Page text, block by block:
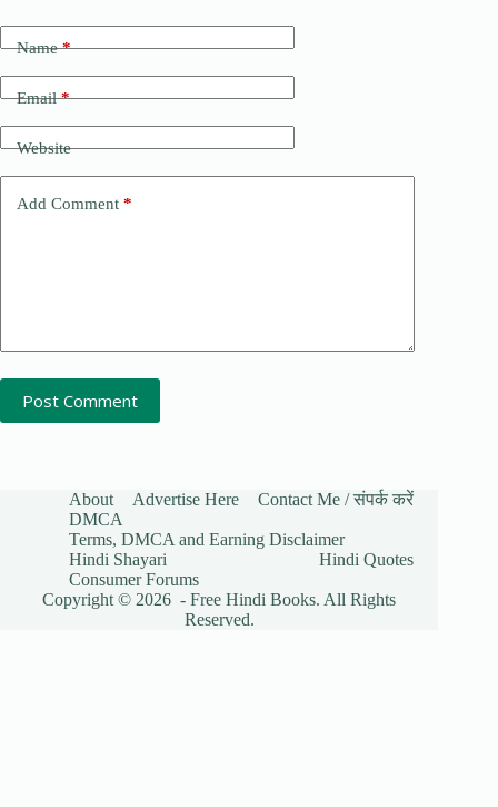
Name*
Email*
Website
Add Comment *
Post Comment
About Advertise Here
Contact Me / संपर्क करें
DMCA
Terms, DMCA and Earning Disclaimer
Hindi Shayari
Hindi Quotes
Consumer Forums
Copyright © 2026 - Free Hindi Books. All Rights
Reserved.